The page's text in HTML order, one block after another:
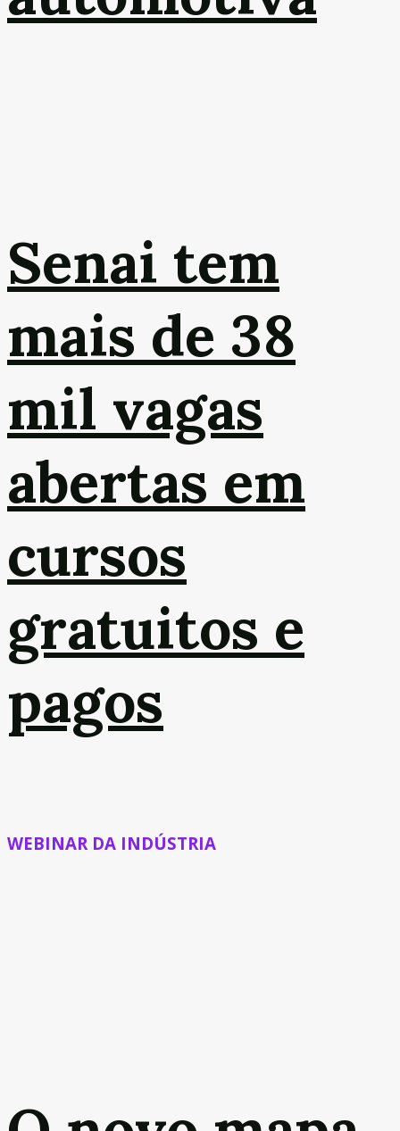
Senai tem
mais de 38
mil vagas
abertas em
cursos
gratuitos e
pagos
WEBINAR DA INDÚSTRIA